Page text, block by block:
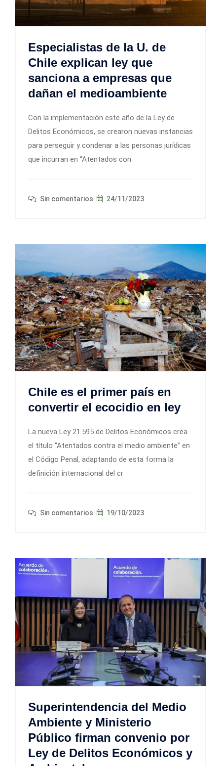
Especialistas de la U. de
Chile explican ley que
sanciona a empresas que
dañan el medioambiente
Con la implementación este año de la Ley de
Delitos Económicos, se crearon nuevas instancias
para perseguir y condenar a las personas jurídicas
que incurran en “Atentados con
Sin comentarios 24/11/2023
Chile es el primer país en
convertir el ecocidio en ley
La nueva Ley 21.595 de Delitos Económicos crea
el título “Atentados contra el medio ambiente” en
el Código Penal, adaptando de esta forma la
definición internacional del cr
Sin comentarios 19/10/2023
Superintendencia del Medio
Ambiente y Ministerio
Público firman convenio por
Ley de Delitos Económicos y